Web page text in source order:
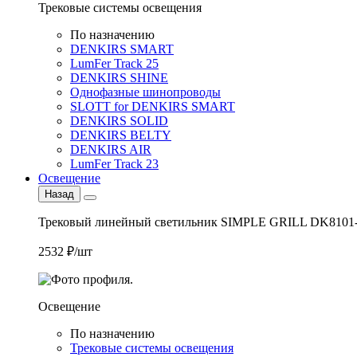
Трековые системы освещения
По назначению
DENKIRS SMART
LumFer Track 25
DENKIRS SHINE
Однофазные шинопроводы
SLOTT for DENKIRS SMART
DENKIRS SOLID
DENKIRS BELTY
DENKIRS AIR
LumFer Track 23
Освещение
Назад
Трековый линейный светильник SIMPLE GRILL
2532 ₽/шт
Освещение
По назначению
Трековые системы освещения